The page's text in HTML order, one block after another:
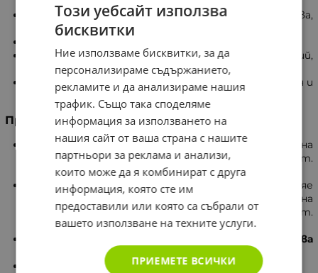
Наситени мастни киселини - стеаринова,
палмитинова и миристинова.
Макро- и микроелементи: калий, фосфор, магнезий,
желязо и цинк.
Съдържа още тиопролин, фитостероли, лецитин и
бета каротин.
Приложение
Захарен диабет- подобрява действието на
инсулина и предпазва от развитието на диабет.
Понижава холестерола.
Сърдечно-съдови заболявания
- влияе
благоприятно при атеросклероза, коронарна
болест на сърцето, инфаркт, мозъчен инсулт.
Предпазва от образуване на кръвни съсиреци.
Намалява кръвното налягане и повишава
Подобрява дейността начерния дроб.
Този уебсайт използва
бисквитки
Ние използваме бисквитки, за да
персонализираме съдържанието,
рекламите и да анализираме нашия
трафик. Също така споделяме
информация за използването на
нашия сайт от ваша страна с нашите
партньори за реклама и анализи,
които може да я комбинират с друга
информация, която сте им
предоставили или която са събрали от
вашето използване на техните услуги.
ПРИЕМЕТЕ ВСИЧКИ